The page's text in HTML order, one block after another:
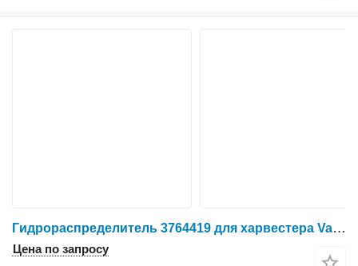
Гидрораспределитель 3764419 для харвестера Valmet 921
Цена по запросу